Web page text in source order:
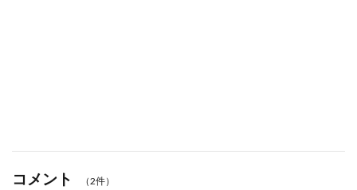
コメント （2件）